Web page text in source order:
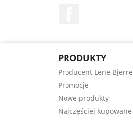
PRODUKTY
Producent Lene Bjerre
Promocje
Nowe produkty
Najczęściej kupowane